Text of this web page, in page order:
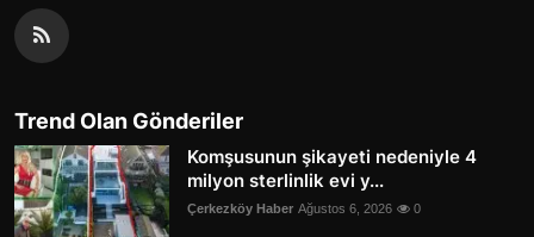
Trend Olan Gönderiler
Komşusunun şikayeti nedeniyle 4
milyon sterlinlik evi y...
Çerkezköy Haber Ağustos 6, 2026 0